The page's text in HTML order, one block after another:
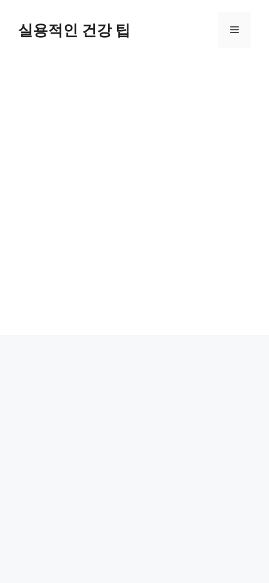
content실용적인 건강 팁 Menu